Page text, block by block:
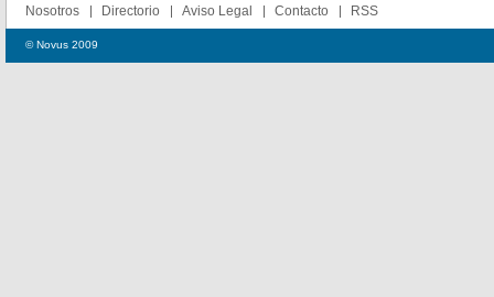
Nosotros Directorio Aviso Legal Contacto RSS
© Novus 2009